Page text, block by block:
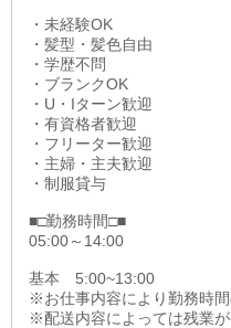
・未経験OK
・髪型・髪色自由
・学歴不問
・ブランクOK
・U・Iターン歓迎
・有資格者歓迎
・フリーター歓迎
・主婦・主夫歓迎
・制服貸与
■□勤務時間□■
05:00～14:00
基本 5:00~13:00
※お仕事内容により勤務時間
※配送内容によっては残業